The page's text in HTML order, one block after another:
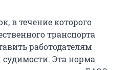
в течение которого
транспорта
работодателям
судимости. Эта норма